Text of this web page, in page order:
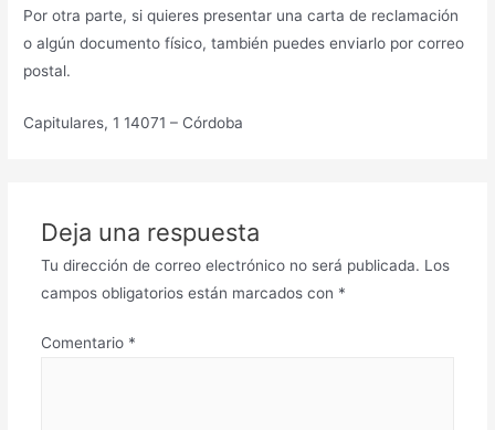
Por otra parte, si quieres presentar una carta de reclamación
o algún documento físico, también puedes enviarlo por correo
postal.
Capitulares, 1 14071 – Córdoba
Deja una respuesta
Tu dirección de correo electrónico no será publicada. Los
campos obligatorios están marcados con *
Comentario *